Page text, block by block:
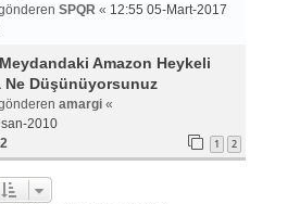
SPQR « 12:55 05-Mart-2017
Amazon Heykeli
Ne Düşünüyorsunuz
amargi«
2010
1 2